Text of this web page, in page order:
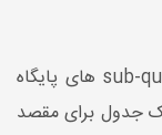
لاراول ۶ تعداد زیادی متد جدید را برای sub-query های پایگاه
جدول برای مقصد